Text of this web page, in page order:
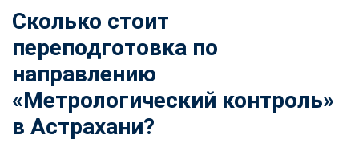
Сколько стоит
переподготовка по
направлению
«Метрологический контроль»
в Астрахани?